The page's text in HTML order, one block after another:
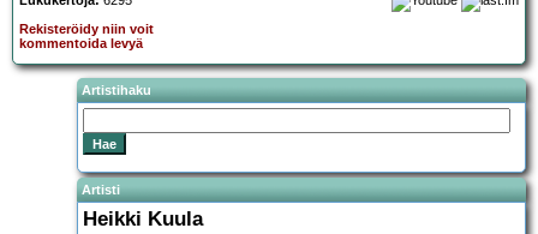
Rekisteröidy niin voit
kommentoida levyä
Artistihaku
Artisti
Heikki Kuula